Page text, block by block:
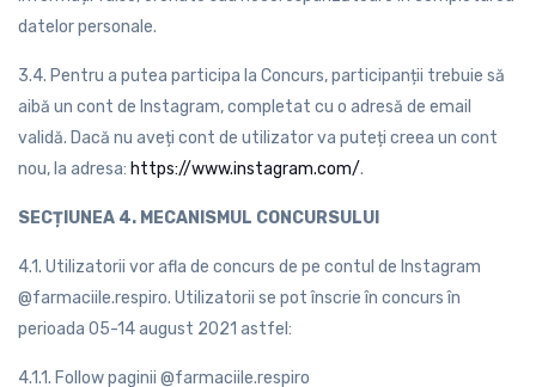
datelor personale.
3.4. Pentru a putea participa la Concurs, participanții trebuie să
aibă un cont de Instagram, completat cu o adresă de email
validă. Dacă nu aveți cont de utilizator va puteți creea un cont
nou, la adresa: https://www.instagram.com/.
SECȚIUNEA 4. MECANISMUL CONCURSULUI
4.1. Utilizatorii vor afla de concurs de pe contul de Instagram
@farmaciile.respiro. Utilizatorii se pot înscrie în concurs în
perioada 05-14 august 2021 astfel:
4.1.1. Follow paginii @farmaciile.respiro